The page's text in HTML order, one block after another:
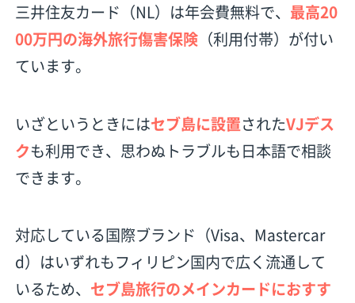
三井住友カード（NL）は年会費無料で、 最高20
00万円の海外旅行傷害保険 （利用付帯）が付い
ています。
いざというときにはセブ島に設置されたVJデス
クも利用でき、思わぬトラブルも日本語で相談
できます。
対応している国際ブランド（Visa、Mastercar
d）はいずれもフィリピン国内で広く流通して
いるため、 セブ島旅行のメインカードにおすす